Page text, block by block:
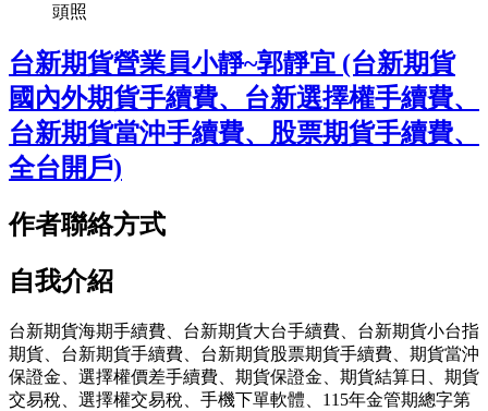
頭照
台新期貨營業員小靜~郭靜宜 (台新期貨
國內外期貨手續費、台新選擇權手續費、
台新期貨當沖手續費、股票期貨手續費、
全台開戶)
作者聯絡方式
自我介紹
台新期貨海期手續費、台新期貨大台手續費、台新期貨小台指
期貨、台新期貨手續費、台新期貨股票期貨手續費、期貨當沖
保證金、選擇權價差手續費、期貨保證金、期貨結算日、期貨
交易稅、選擇權交易稅、手機下單軟體、115年金管期總字第